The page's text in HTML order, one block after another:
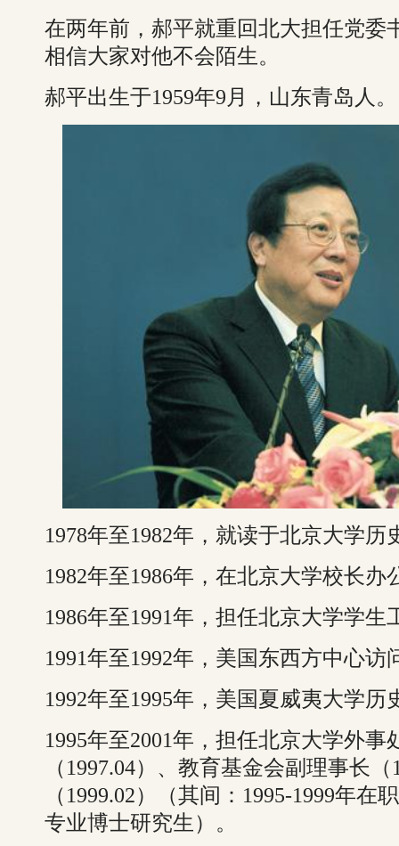
在两年前，郝平就重回北大担任党委
相信大家对他不会陌生。
郝平出生于1959年9月，山东青岛人。
1978年至1982年，就读于北京大学历
1982年至1986年，在北京大学校长办
1986年至1991年，担任北京大学学生
1991年至1992年，美国东西方中心访
1992年至1995年，美国夏威夷大学历
1995年至2001年，担任北京大学外事
（1997.04）、教育基金会副理事长
（1999.02）（其间：1995-1999年
专业博士研究生）。